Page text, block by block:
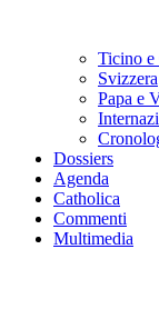
Ticino
Svizzera
Papa e
Dossiers
Agenda
Catholica
Commenti
Multimedia